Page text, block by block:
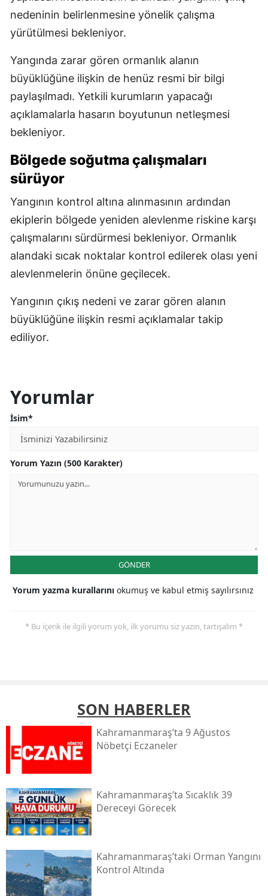
nedeninin belirlenmesine yönelik çalışma
yürütülmesi bekleniyor.
Yangında zarar gören ormanlık alanın
büyüklüğüne ilişkin de henüz resmi bir bilgi
paylaşılmadı. Yetkili kurumların yapacağı
açıklamalarla hasarın boyutunun netleşmesi
bekleniyor.
Bölgede soğutma çalışmaları
sürüyor
Yangının kontrol altına alınmasının ardından
ekiplerin bölgede yeniden alevlenme riskine karşı
çalışmalarını sürdürmesi bekleniyor. Ormanlık
alandaki sıcak noktalar kontrol edilerek olası yeni
alevlenmelerin önüne geçilecek.
Yangının çıkış nedeni ve zarar gören alanın
büyüklüğüne ilişkin resmi açıklamalar takip
ediliyor.
Yorumlar
İsim*
Yorum Yazın (500 Karakter)
GÖNDER
Yorum yazma kurallarını okumuş ve kabul etmiş sayılırsınız
* Bu içerik ile ilgili yorum yok, ilk yorumu siz yazın, tartışalım *
SON HABERLER
Kahramanmaraş’ta 9 Ağustos
Nöbetçi Eczaneler
Kahramanmaraş’ta Sıcaklık 39
Dereceyi Görecek
Kahramanmaraş’taki Orman Yangını
Kontrol Altında